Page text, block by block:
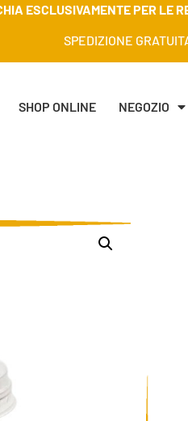
ESCLUSIVAMENTE PER LE
SPEDIZIONE
SHOP ONLINE NEGOZIO